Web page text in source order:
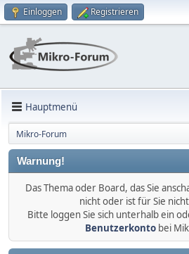
Einloggen Registrieren
Hauptmenü
Mikro-Forum
Warnung!
Das Thema oder Board, das Sie
nicht oder ist für Sie
Bitte loggen Sie sich unterhalb ein
Benutzerkontobei